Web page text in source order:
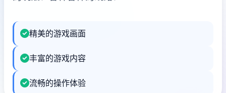
精美的游戏画面
丰富的游戏内容
流畅的操作体验